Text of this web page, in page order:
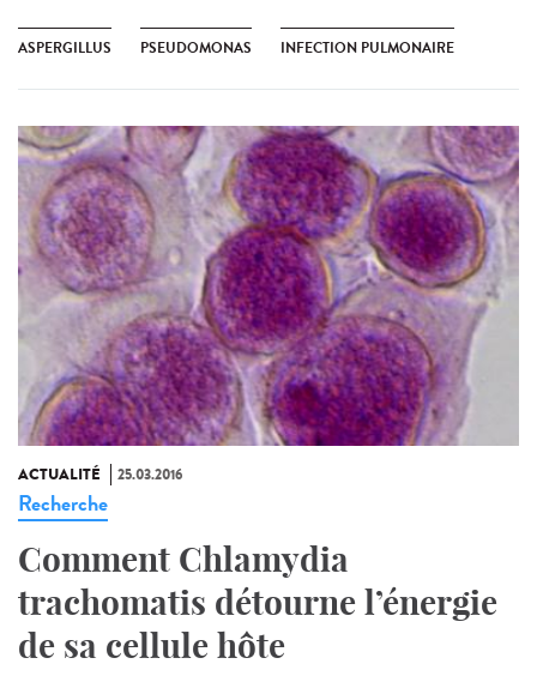
ASPERGILLUS PSEUDOMONAS INFECTION PULMONAIRE
ACTUALITÉ 25.03.2016
Recherche
Comment Chlamydia
trachomatis détourne l’énergie
de sa cellule hôte